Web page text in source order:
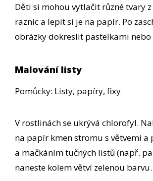
Děti si mohou vytlačit různé tvary
raznic a lepit si je na papír. Po
obrázky dokreslit pastelkami nebo
Malování listy
Pomůcky: Listy, papíry, fixy
V rostlinách se ukrývá chlorofyl.
na papír kmen stromu s větvemi
a mačkáním tučných listů (např.
naneste kolem větví zelenou barvu.